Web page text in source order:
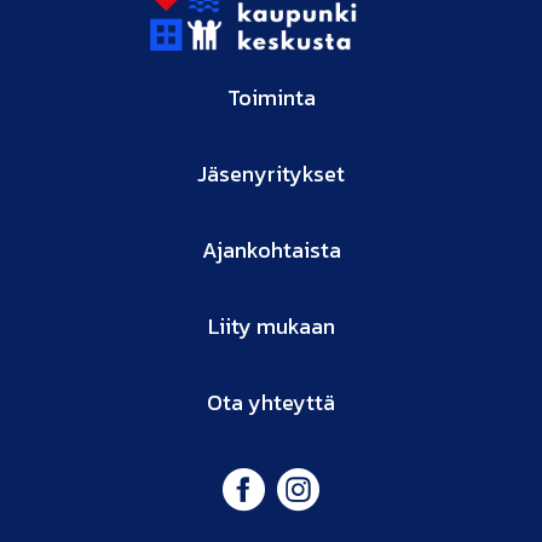
Toiminta
Jäsenyritykset
Ajankohtaista
Liity mukaan
Ota yhteyttä